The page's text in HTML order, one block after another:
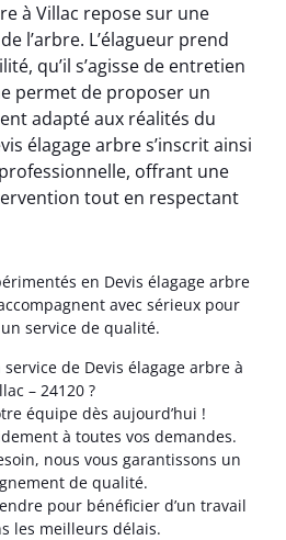
à Villac repose sur une
l’arbre. L’élagueur prend
qu’il s’agisse de entretien
permet de proposer un
adapté aux réalités du
élagage arbre s’inscrit ainsi
offrant une
tout en respectant
en Devis élagage arbre
avec sérieux pour
service de qualité.
service de Devis élagage arbre à
– 24120 ?
équipe dès aujourd’hui !
à toutes vos demandes.
nous vous garantissons un
de qualité.
pour bénéficier d’un travail
les meilleurs délais.